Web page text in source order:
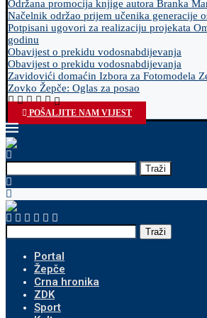
Održana promocija knjige autora Branka
Načelnik održao prijem učenika generacije
Potpisani ugovori za realizaciju projekata
godinu
Obavijest o prekidu vodosnabdijevanja
Obavijest o prekidu vodosnabdijevanja
Zavidovići domaćin Izbora za Fotomodela
Zovko Žepče: Oglas za posao
POŠALJITE NAM VIJEST
Traži
Traži
Portal
Žepče
Crna hronika
ZDK
Sport